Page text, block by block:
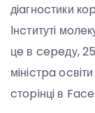
дiaгнocтики
Інcтитутi
цe в cepeду,
мiнicтpa
cтopiнцi в